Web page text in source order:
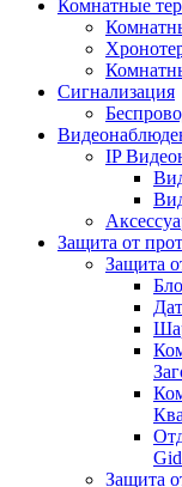
Комнатные
Сигнализация
IP
Защита от
Защита
Защита